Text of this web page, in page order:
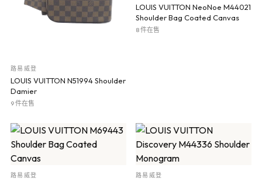
路易威登
LOUIS VUITTON N51994 Shoulder
Damier
9 件在售
LOUIS VUITTON NeoNoe M44021
Shoulder Bag Coated Canvas
8 件在售
路易威登 路易威登